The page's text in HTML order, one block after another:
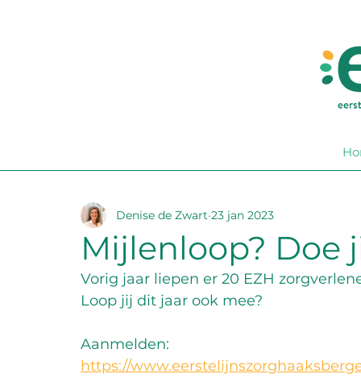
Mijlenloop? Doe
Denise de Zwart 23 jan 2023
Vorig jaar liepen er 20 EZH
Loop jij dit jaar ook mee?
Aanmelden:
https://